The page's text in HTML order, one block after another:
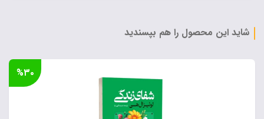
بود.
۲۵,۵۰۰ تومان.شاید این محصول را هم بپسندید
%۳۰